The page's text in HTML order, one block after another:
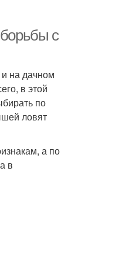
с
на дачном
в этой
по
ловят
а по
в